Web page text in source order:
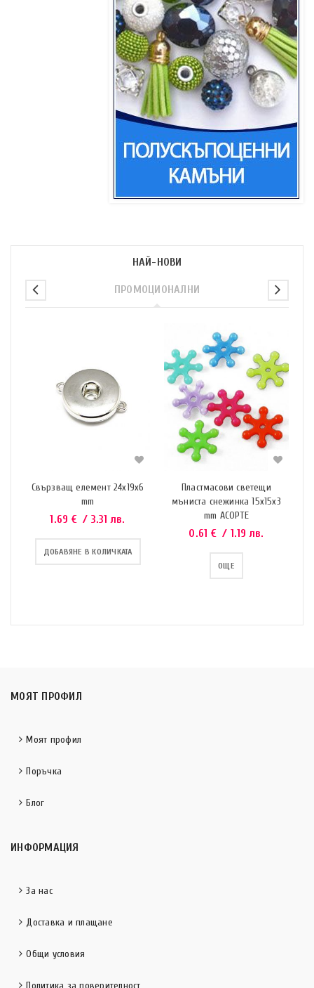
НАЙ-НОВИ
ПРОМОЦИОНАЛНИ
Свързващ елемент 24х19х6
mm
1.69 € / 3.31 лв.
ДОБАВЯНЕ В КОЛИЧКАТА
Пластмасови светещи
мъниста снежинка 15x15x3
mm АСОРТЕ
0.61 € / 1.19 лв.
ОЩЕ
МОЯТ ПРОФИЛ
Моят профил
Поръчка
Блог
ИНФОРМАЦИЯ
За нас
Доставка и плащане
Общи условия